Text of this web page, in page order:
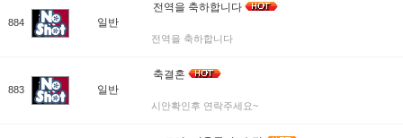
884 일반
전역을 축하합니다
전역을 축하합니다
883 일반
축결혼
시안확인후 연락주세요~